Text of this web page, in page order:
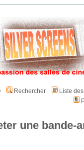
Rechercher
Liste
une bande-